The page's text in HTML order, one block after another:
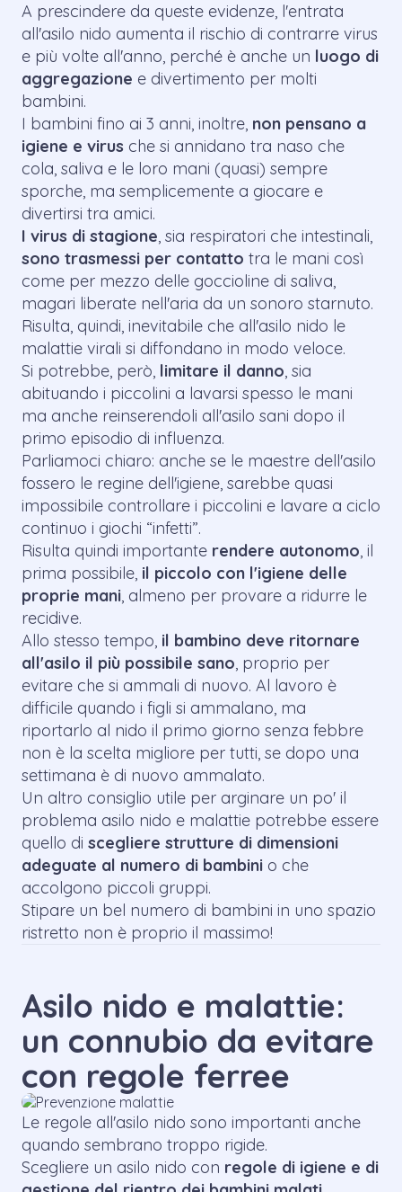
A prescindere da queste evidenze, l'entrata
all'asilo nido aumenta il rischio di contrarre virus
e più volte all'anno, perché è anche un luogo di
aggregazione e divertimento per molti
bambini.
I bambini fino ai 3 anni, inoltre, non pensano a
igiene e virus che si annidano tra naso che
cola, saliva e le loro mani (quasi) sempre
sporche, ma semplicemente a giocare e
divertirsi tra amici.
I virus di stagione, sia respiratori che intestinali,
sono trasmessi per contatto tra le mani così
come per mezzo delle goccioline di saliva,
magari liberate nell'aria da un sonoro starnuto.
Risulta, quindi, inevitabile che all'asilo nido le
malattie virali si diffondano in modo veloce.
Si potrebbe, però, limitare il danno, sia
abituando i piccolini a lavarsi spesso le mani
ma anche reinserendoli all'asilo sani dopo il
primo episodio di influenza.
Parliamoci chiaro: anche se le maestre dell'asilo
fossero le regine dell'igiene, sarebbe quasi
impossibile controllare i piccolini e lavare a ciclo
continuo i giochi “infetti”.
Risulta quindi importante rendere autonomo, il
prima possibile, il piccolo con l'igiene delle
proprie mani, almeno per provare a ridurre le
recidive.
Allo stesso tempo, il bambino deve ritornare
all'asilo il più possibile sano, proprio per
evitare che si ammali di nuovo. Al lavoro è
difficile quando i figli si ammalano, ma
riportarlo al nido il primo giorno senza febbre
non è la scelta migliore per tutti, se dopo una
settimana è di nuovo ammalato.
Un altro consiglio utile per arginare un po' il
problema asilo nido e malattie potrebbe essere
quello di scegliere strutture di dimensioni
adeguate al numero di bambini o che
accolgono piccoli gruppi.
Stipare un bel numero di bambini in uno spazio
ristretto non è proprio il massimo!
Asilo nido e malattie:
un connubio da evitare
con regole ferree
Le regole all'asilo nido sono importanti anche
quando sembrano troppo rigide.
Scegliere un asilo nido con regole di igiene e di